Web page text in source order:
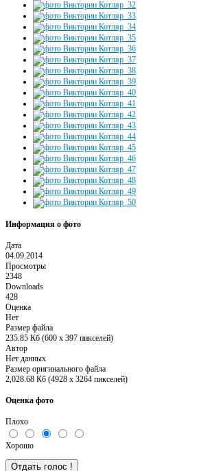
Информация о фото
Дата
04.09.2014
Просмотры
2348
Downloads
428
Оценка
Нет
Размер файла
235.85 Кб (600 x 397 пикселей)
Автор
Нет данных
Размер оригинального файла
2,028.68 Кб (4928 x 3264 пикселей)
Оценка фото
Плохо
Хорошо